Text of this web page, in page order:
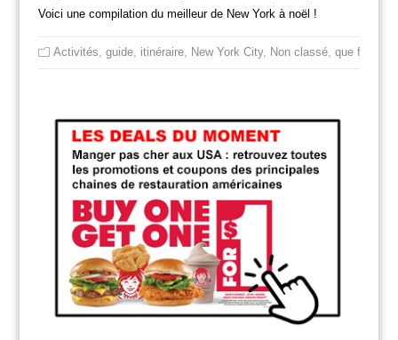
Voici une compilation du meilleur de New York à noël !
Activités guide, itinéraire, New York City, Non classé, que faire à